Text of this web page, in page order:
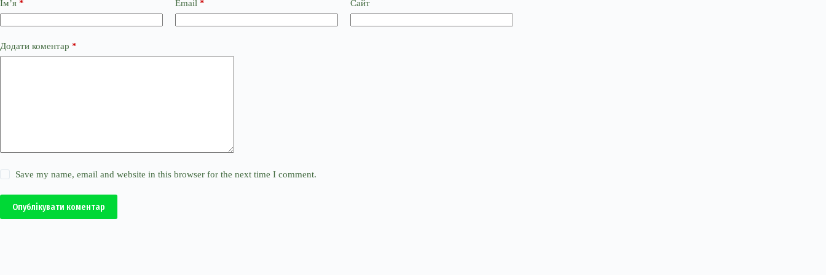
Ім’я * Email * Сайт
Додати коментар *
Save my name, email and website in this browser for the next time I comment.
Опублікувати коментар